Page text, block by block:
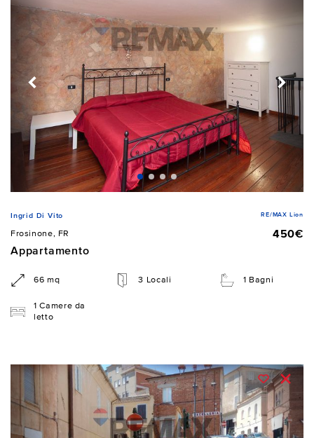
Ingrid Di Vito RE/MAX Lion
Frosinone, FR
450€
Appartamento
66 mq 3 Locali 1 Bagni
1 Camere da
letto